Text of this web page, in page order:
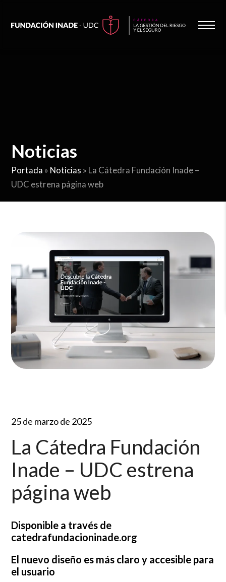
Noticias
Portada » Noticias » La Cátedra Fundación Inade –
UDC estrena página web
25 de marzo de 2025
La Cátedra Fundación
Inade – UDC estrena
página web
Disponible a través de
catedrafundacioninade.org
El nuevo diseño es más claro y accesible para
el usuario